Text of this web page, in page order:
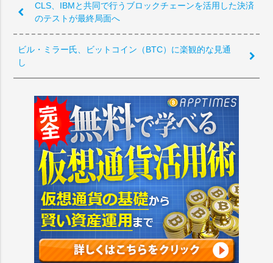
CLS、IBMと共同で行うブロックチェーンを活用した決済
のテストが最終局面へ
ビル・ミラー氏、ビットコイン（BTC）に楽観的な見通
し